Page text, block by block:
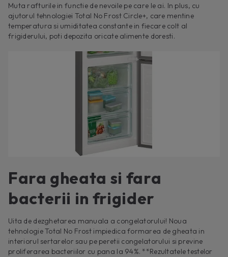
Muta rafturile in functie de nevoile pe care le ai. In plus, cu
ajutorul tehnologiei Total No Frost Circle+, care mentine
temperatura si umiditatea constante in fiecare colt al
frigiderului, poti depozita oricate alimente doresti.
Fara gheata si fara
bacterii in frigider
Uita de dezghetarea manuala a congelatorului! Noua
tehnologie Total No Frost impiedica formarea de gheata in
interiorul sertarelor sau pe peretii congelatorului si previne
proliferarea bacteriilor cu pana la 94%. **Rezultatele testelor